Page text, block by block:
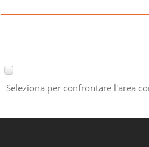
Seleziona per confrontare l'area